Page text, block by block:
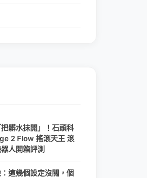
髒水抹開」！石頭科
2 Flow 搖滾天王 滾
人開箱評測
這幾個設定沒關，個